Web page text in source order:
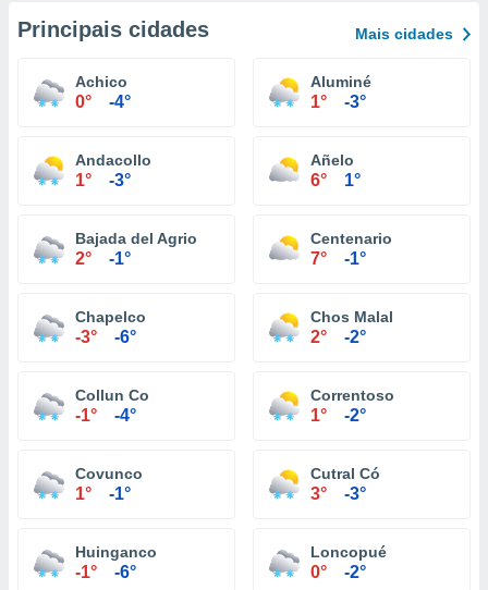
Principais cidades Mais cidades
Achico
0° -4°
Aluminé
1° -3°
Andacollo
1° -3°
Añelo
6° 1°
Bajada del Agrio
2° -1°
Centenario
7° -1°
Chapelco
-3° -6°
Chos Malal
2° -2°
Collun Co
-1° -4°
Correntoso
1° -2°
Covunco
1° -1°
Cutral Có
3° -3°
Huinganco
-1° -6°
Loncopué
0° -2°